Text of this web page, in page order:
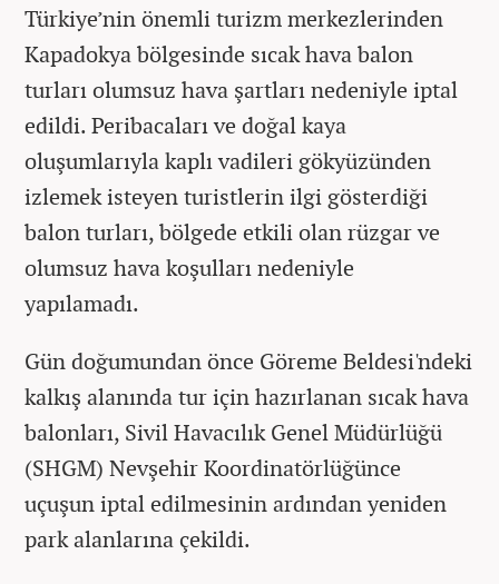
Türkiye’nin önemli turizm merkezlerinden
Kapadokya bölgesinde sıcak hava balon
turları olumsuz hava şartları nedeniyle iptal
edildi. Peribacaları ve doğal kaya
oluşumlarıyla kaplı vadileri gökyüzünden
izlemek isteyen turistlerin ilgi gösterdiği
balon turları, bölgede etkili olan rüzgar ve
olumsuz hava koşulları nedeniyle
yapılamadı.
Gün doğumundan önce Göreme Beldesi'ndeki
kalkış alanında tur için hazırlanan sıcak hava
balonları, Sivil Havacılık Genel Müdürlüğü
(SHGM) Nevşehir Koordinatörlüğünce
uçuşun iptal edilmesinin ardından yeniden
park alanlarına çekildi.